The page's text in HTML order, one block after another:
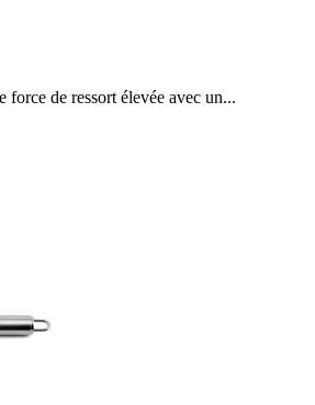
force de ressort élevée avec un...